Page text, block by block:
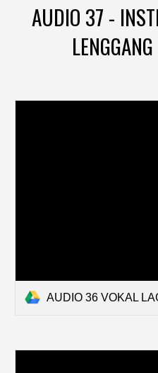
AUDIO 37 -
AUDIO 36 VOKAL LAGU